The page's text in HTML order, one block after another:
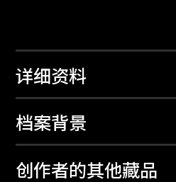
详细资料
档案背景
创作者的其他藏品